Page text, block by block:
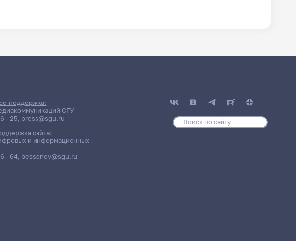
поддержка:
СГУ
- 25, press@sgu.ru
сайта:
и информационных
- 64, bessonov@sgu.ru